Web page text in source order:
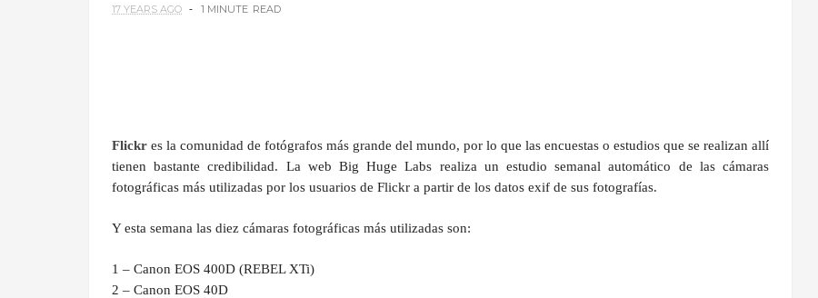
17 YEARS AGO 1 MINUTE READ
Flickr es la comunidad de fotógrafos más grande del mundo, por lo que las encuestas o estudios que se realizan allí
tienen bastante credibilidad. La web Big Huge Labs realiza un estudio semanal automático de las cámaras
fotográficas más utilizadas por los usuarios de Flickr a partir de los datos exif de sus fotografías.
Y esta semana las diez cámaras fotográficas más utilizadas son:
1 – Canon EOS 400D (REBEL XTi)
2 – Canon EOS 40D